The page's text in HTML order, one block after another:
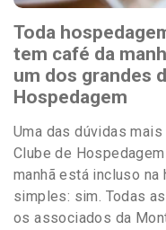
Toda
tem café da
um dos grandes
Hospedagem
Uma das dúvidas
Clube de
manhã está incluso
simples: sim. Todas
os associados da